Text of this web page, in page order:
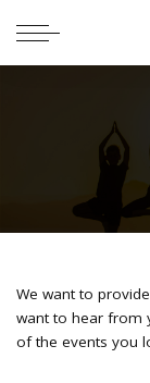
We want to
want to hear from
of the events you